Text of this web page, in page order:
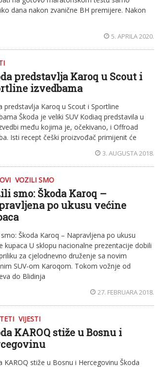
dana nakon zvanične BH premijere. Nakon
5. APRILA 2020.
predstavlja Karoq u Scout i
izvedbama
predstavlja Karoq u Scout i Sportline
Škoda je veliki SUV Kodiaq predstavila u
među kojima je, očekivano, i Offroad
Isti recept češki proizvođač primijenit će
3. AUGUSTA 2018.
VOZILI SMO
smo: Škoda Karoq –
po ukusu većine
Škoda Karoq – Napravljena po ukusu
kupaca U sklopu nacionalne prezentacije dobili
za cjelodnevno druženje sa novim
SUV-om Karoqom. Tokom vožnje od
do Blidinja
27. FEBRUARA 2018.
VIJESTI
KAROQ stiže u Bosnu i
KAROQ stiže u Bosnu i Hercegovinu Škoda